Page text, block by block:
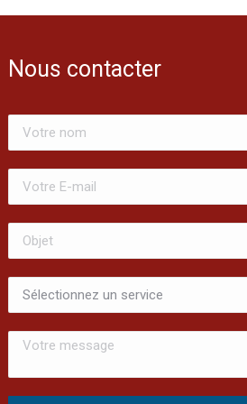
Nous contacter